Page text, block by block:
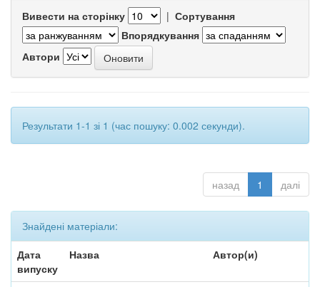
Вивести на сторінку | Сортування
Впорядкування
Автори
Результати 1-1 зі 1 (час пошуку: 0.002 секунди).
назад 1 далі
Знайдені матеріали:
Дата
випуску
Назва Автор(и)